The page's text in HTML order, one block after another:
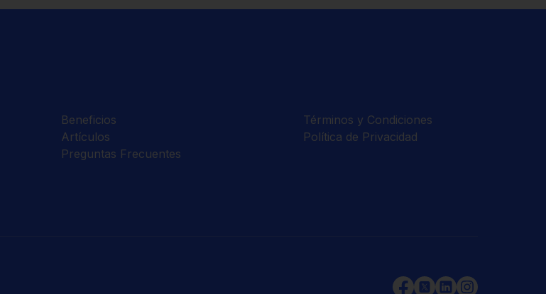
Beneficios
Artículos
Preguntas Frecuentes
Términos y Condiciones
Política de Privacidad